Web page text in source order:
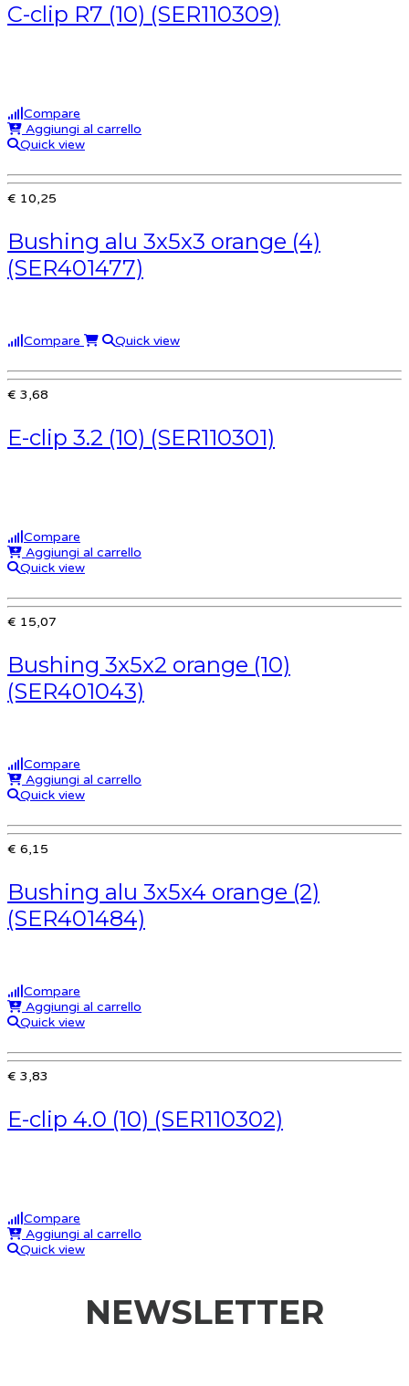
C-clip R7 (10) (SER110309)
Compare
Aggiungi al carrello
Quick view
€ 10,25
Bushing alu 3x5x3 orange (4)
(SER401477)
Compare Quick view
€ 3,68
E-clip 3.2 (10) (SER110301)
Compare
Aggiungi al carrello
Quick view
€ 15,07
Bushing 3x5x2 orange (10)
(SER401043)
Compare
Aggiungi al carrello
Quick view
€ 6,15
Bushing alu 3x5x4 orange (2)
(SER401484)
Compare
Aggiungi al carrello
Quick view
€ 3,83
E-clip 4.0 (10) (SER110302)
Compare
Aggiungi al carrello
Quick view
NEWSLETTER